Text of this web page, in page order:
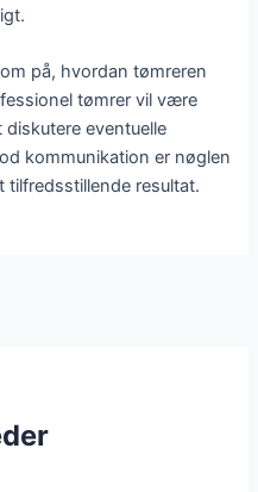
på, hvordan tømreren
tømrer vil være
eventuelle
kommunikation er nøglen
tilfredsstillende resultat.